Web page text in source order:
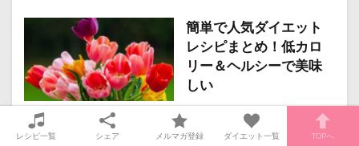
簡単で人気ダイエット
レシピまとめ！低カロ
リー＆ヘルシーで美味
しい
白湯ダイエットのやり
レシピ一覧 シェア メルマガ登録 ダイエット一覧 TOPへ